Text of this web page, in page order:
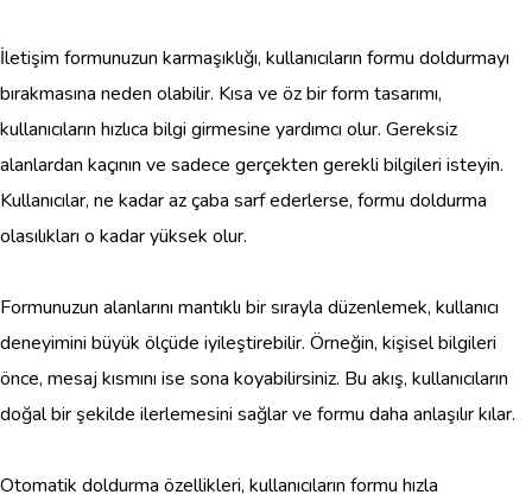
İletişim formunuzun karmaşıklığı, kullanıcıların formu doldurmayı
bırakmasına neden olabilir. Kısa ve öz bir form tasarımı,
kullanıcıların hızlıca bilgi girmesine yardımcı olur. Gereksiz
alanlardan kaçının ve sadece gerçekten gerekli bilgileri isteyin.
Kullanıcılar, ne kadar az çaba sarf ederlerse, formu doldurma
olasılıkları o kadar yüksek olur.
Formunuzun alanlarını mantıklı bir sırayla düzenlemek, kullanıcı
deneyimini büyük ölçüde iyileştirebilir. Örneğin, kişisel bilgileri
önce, mesaj kısmını ise sona koyabilirsiniz. Bu akış, kullanıcıların
doğal bir şekilde ilerlemesini sağlar ve formu daha anlaşılır kılar.
Otomatik doldurma özellikleri, kullanıcıların formu hızla